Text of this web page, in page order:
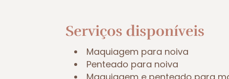
Serviços disponíveis
Maquiagem para noiva
Penteado para noiva